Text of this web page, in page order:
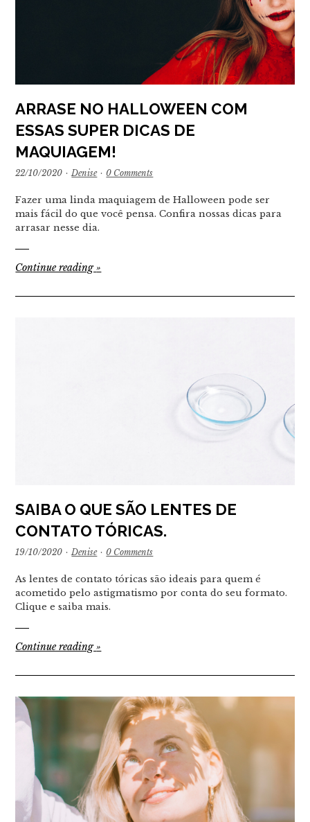
ARRASE NO HALLOWEEN COM
ESSAS SUPER DICAS DE
MAQUIAGEM!
22/10/2020 · Denise · 0 Comments
Fazer uma linda maquiagem de Halloween pode ser
mais fácil do que você pensa. Confira nossas dicas para
arrasar nesse dia.
Continue reading»
SAIBA O QUE SÃO LENTES DE
CONTATO TÓRICAS.
19/10/2020 · Denise · 0 Comments
As lentes de contato tóricas são ideais para quem é
acometido pelo astigmatismo por conta do seu formato.
Clique e saiba mais.
Continue reading»